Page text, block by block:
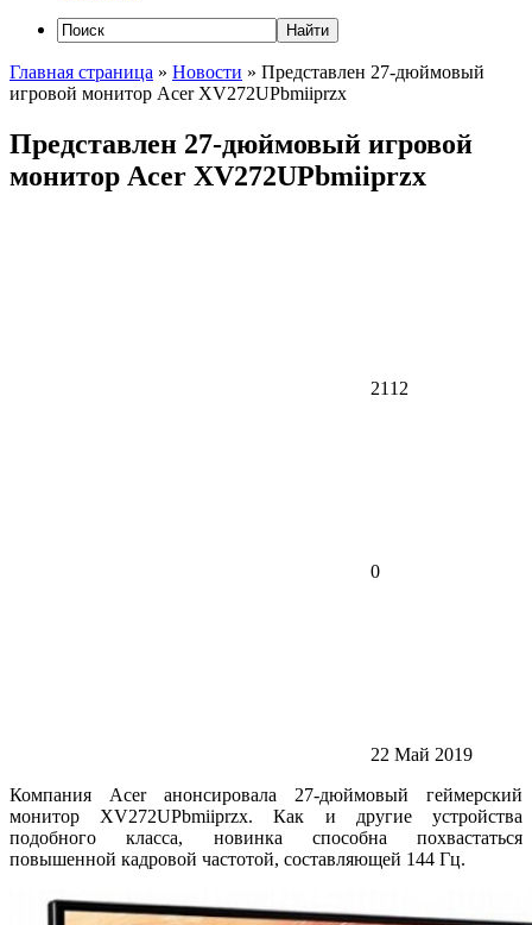
Главная страница » Новости » Представлен 27-дюймовый
игровой монитор Acer XV272UPbmiiprzx
Представлен 27-дюймовый игровой
монитор Acer XV272UPbmiiprzx
2112
0
22 Май 2019
Компания Acer анонсировала 27-дюймовый геймерский
монитор XV272UPbmiiprzx. Как и другие устройства
подобного класса, новинка способна похвастаться
повышенной кадровой частотой, составляющей 144 Гц.